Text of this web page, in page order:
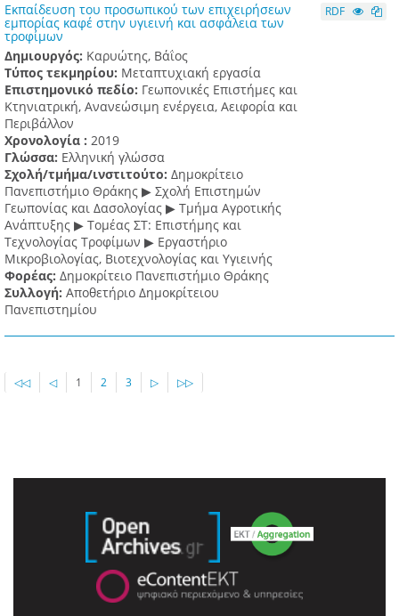
Εκπαίδευση του προσωπικού των επιχειρήσεων
εμπορίας καφέ στην υγιεινή και ασφάλεια των
τροφίμων
Δημιουργός: Καρυώτης, Βάΐος
Τύπος τεκμηρίου: Μεταπτυχιακή εργασία
Επιστημονικό πεδίο: Γεωπονικές Επιστήμες και
Κτηνιατρική, Ανανεώσιμη ενέργεια, Αειφορία και
Περιβάλλον
Χρονολογία : 2019
Γλώσσα: Ελληνική γλώσσα
Σχολή/τμήμα/ινστιτούτο: Δημοκρίτειο
Πανεπιστήμιο Θράκης ▶ Σχολή Επιστημών
Γεωπονίας και Δασολογίας ▶ Τμήμα Αγροτικής
Ανάπτυξης ▶ Τομέας ΣΤ: Επιστήμης και
Τεχνολογίας Τροφίμων ▶ Εργαστήριο
Μικροβιολογίας, Βιοτεχνολογίας και Υγιεινής
Φορέας: Δημοκρίτειο Πανεπιστήμιο Θράκης
Συλλογή: Αποθετήριο Δημοκρίτειου
Πανεπιστημίου
RDF
◁◁ ◁ 1 2 3 ▷ ▷▷